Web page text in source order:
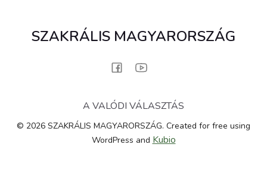
SZAKRÁLIS MAGYARORSZÁG
A VALÓDI VÁLASZTÁS
© 2026 SZAKRÁLIS MAGYARORSZÁG. Created for free using
WordPress and Kubio